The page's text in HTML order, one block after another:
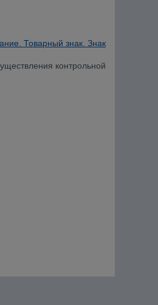
Товарный знак. Знак
контрольной